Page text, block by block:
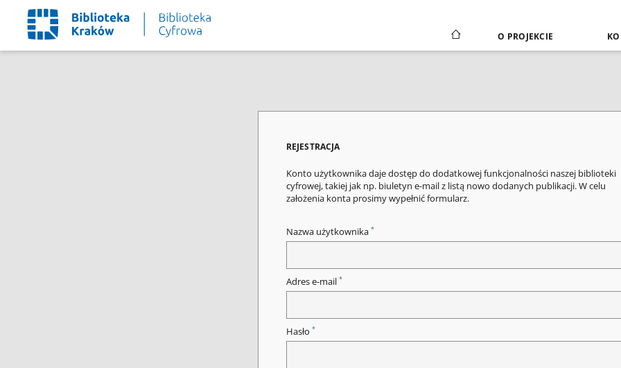
O PROJEKCIE
REJESTRACJA
Konto użytkownika daje dostęp do dodatkowej funkcjonalności naszej biblioteki
cyfrowej, takiej jak np. biuletyn e-mail z listą nowo dodanych publikacji. W celu
założenia konta prosimy wypełnić formularz.
Nazwa użytkownika *
Adres e-mail *
Hasło *